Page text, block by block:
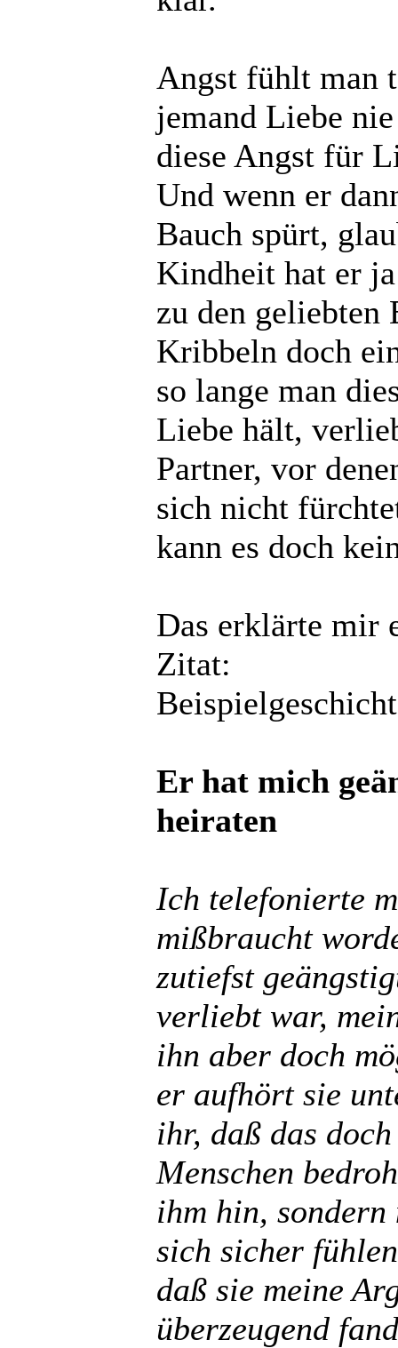
Angst fühlt man
jemand Liebe
diese Angst für
Und wenn er
Bauch spürt,
Kindheit hat er
zu den geliebten
Kribbeln doch
so lange man
Liebe hält,
Partner, vor
sich nicht
kann es doch
Das erklärte mir
Zitat:
Er hat mich
heiraten
Ich telefonierte
mißbraucht
zutiefst
verliebt war,
ihn aber doch
er aufhört sie
ihr, daß das
Menschen
ihm hin, sondern
sich sicher
daß sie meine
überzeugend